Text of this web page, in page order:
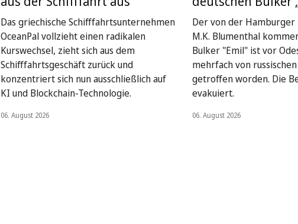
Das griechische Schifffahrtsunternehmen
OceanPal vollzieht einen radikalen
Kurswechsel, zieht sich aus dem
Schifffahrtsgeschäft zurück und
konzentriert sich nun ausschließlich auf
KI und Blockchain-Technologie.
06. August 2026
Der von der Hamburger
M.K. Blumenthal
Bulker "Emil" ist vor
mehrfach von
getroffen worden. Die
evakuiert.
06. August 2026